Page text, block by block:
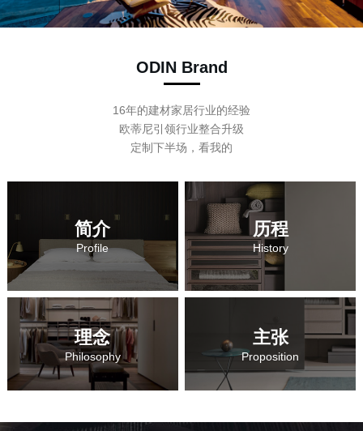
ODIN Brand
16年的建材家居行业的经验
欧蒂尼引领行业整合升级
定制下半场，看我的
简介
Profile
历程
History
历程
理念
Philosophy
理念
主张
Proposition